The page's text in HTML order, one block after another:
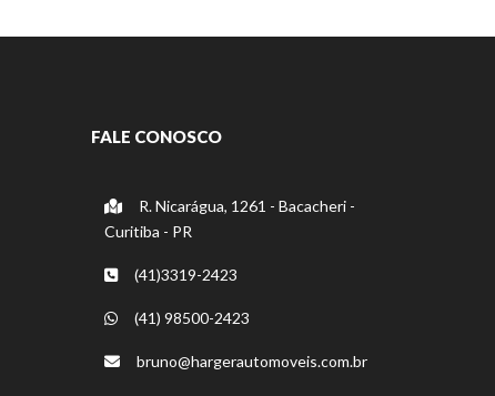
FALE CONOSCO
R. Nicarágua, 1261 - Bacacheri -
Curitiba - PR
(41)3319-2423
(41) 98500-2423
bruno@hargerautomoveis.com.br